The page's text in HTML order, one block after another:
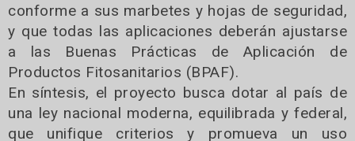
conforme a sus marbetes y hojas de seguridad,
y que todas las aplicaciones deberán ajustarse
a las Buenas Prácticas de Aplicación de
Productos Fitosanitarios (BPAF).
En síntesis, el proyecto busca dotar al país de
una ley nacional moderna, equilibrada y federal,
que unifique criterios y promueva un uso